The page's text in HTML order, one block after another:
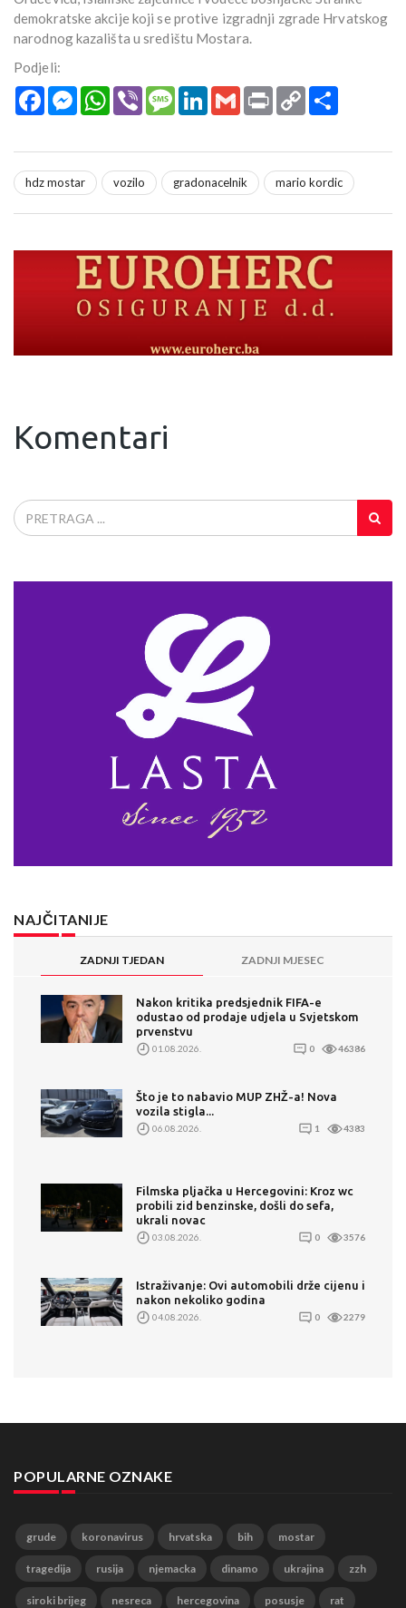
demokratske akcije koji se protive izgradnji zgrade Hrvatskog
narodnog kazališta u središtu Mostara.
Podjeli:
FacebookMessengerWhatsApp
Viber MessageLinkedInGmail Print Copy
Link
hdz mostar vozilo gradonacelnik mario kordic
Komentari
NAJČITANIJE
ZADNJI TJEDAN ZADNJI MJESEC
Nakon kritika predsjednik FIFA-e
odustao od prodaje udjela u Svjetskom
prvenstvu
01.08.2026. 0 46386
Što je to nabavio MUP ZHŽ-a! Nova
vozila stigla...
06.08.2026. 1 4383
Filmska pljačka u Hercegovini: Kroz wc
probili zid benzinske, došli do sefa,
ukrali novac
03.08.2026. 0 3576
Istraživanje: Ovi automobili drže cijenu i
nakon nekoliko godina
04.08.2026. 0 2279
POPULARNE OZNAKE
grude koronavirus hrvatska bih mostar
tragedija rusija njemacka dinamo ukrajina zzh
siroki brijeg nesreca hercegovina posusje rat